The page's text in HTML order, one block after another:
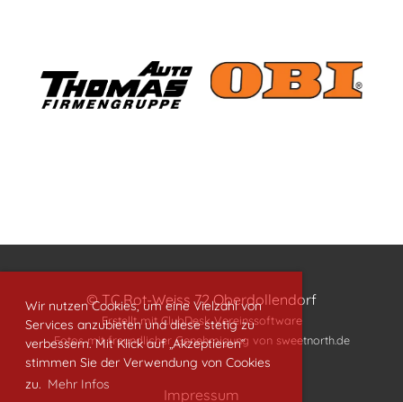
Wir nutzen Cookies, um eine Vielzahl von
Services anzubieten und diese stetig zu
verbessern. Mit Klick auf „Akzeptieren“
stimmen Sie der Verwendung von Cookies
zu. Mehr Infos
© TC Rot-Weiss 72 Oberdollendorf
Erstellt mit ClubDesk Vereinssoftware
Fotos mit freundlicher Genehmigung von sweetnorth.de
Impressum